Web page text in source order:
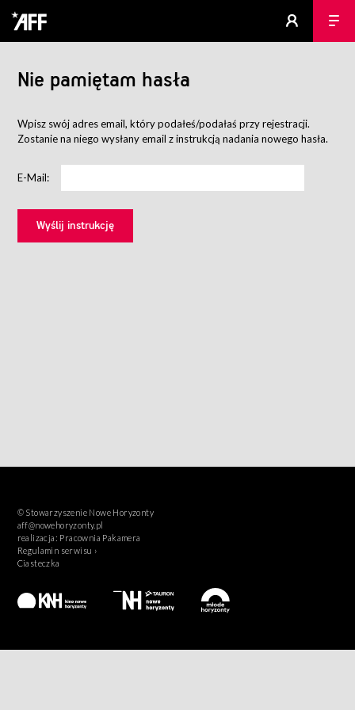
Nie pamiętam hasła
Wpisz swój adres email, który podałeś/podałaś przy rejestracji.
Zostanie na niego wysłany email z instrukcją nadania nowego hasła.
E-Mail:
© Stowarzyszenie Nowe Horyzonty
aff@nowehoryzonty.pl
realizacja: Pracownia Pakamera
Regulamin serwisu ›
Ciasteczka